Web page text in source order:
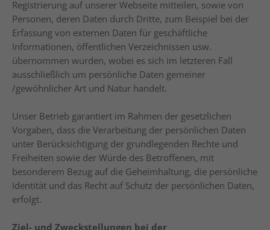
Registrierung auf unserer Webseite mitteilen, sowie von
Personen, deren Daten durch Dritte, zum Beispiel bei der
Erfassung von externen Daten für geschäftliche
Informationen, öffentlichen Verzeichnissen usw.
übernommen wurden, wobei es sich im letzteren Fall
ausschließlich um persönliche Daten gemeiner
/gewöhnlicher Art und Natur handelt.
Unser Betrieb garantiert im Rahmen der gesetzlichen
Vorgaben, dass die Verarbeitung der persönlichen Daten
unter Berücksichtigung der grundlegenden Rechte und
Freiheiten sowie der Würde des Betroffenen, mit
besonderem Bezug auf die Geheimhaltung, die persönliche
Identität und das Recht auf Schutz der persönlichen Daten,
erfolgt.
Ziel- und Zweckstellungen bei der